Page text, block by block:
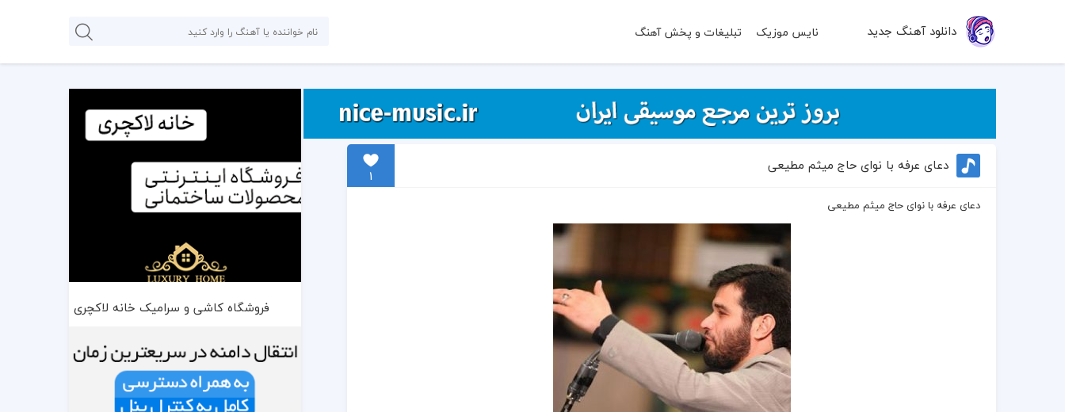
دانلود آهنگ جدید نایس موزیک تبلیغات و پخش آهنگ
دعای عرفه با نوای حاج میثم مطیعی
1
دعای عرفه با نوای حاج میثم مطیعی
فروشگاه کاشی و سرامیک خانه لاکچری